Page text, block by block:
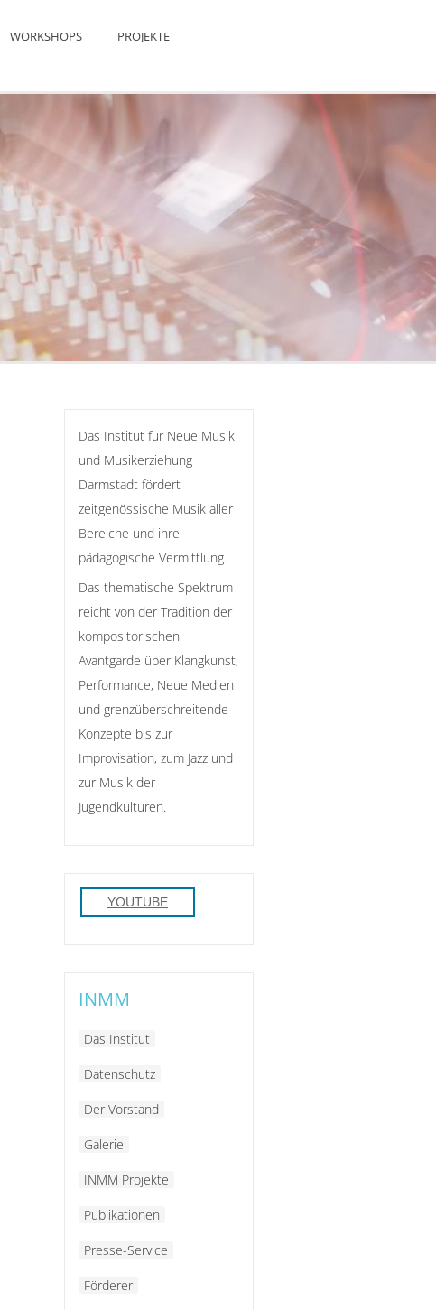
WORKSHOPS PROJEKTE
Das Institut für Neue Musik
und Musikerziehung
Darmstadt fördert
zeitgenössische Musik aller
Bereiche und ihre
pädagogische Vermittlung.
Das thematische Spektrum
reicht von der Tradition der
kompositorischen
Avantgarde über Klangkunst,
Performance, Neue Medien
und grenzüberschreitende
Konzepte bis zur
Improvisation, zum Jazz und
zur Musik der
Jugendkulturen.
YOUTUBE
INMM
Das Institut
Datenschutz
Der Vorstand
Galerie
INMM Projekte
Publikationen
Presse-Service
Förderer